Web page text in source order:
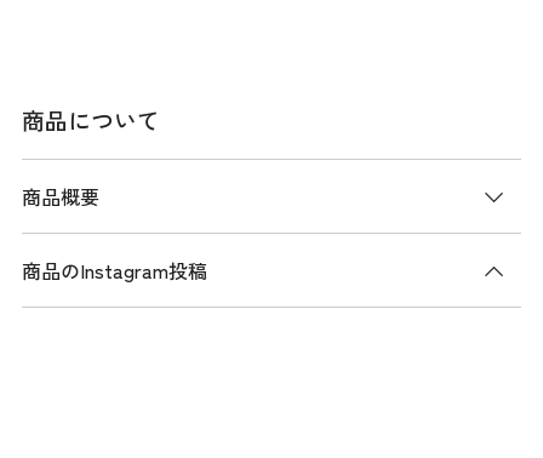
商品について
商品概要
商品説明
商品のInstagram投稿